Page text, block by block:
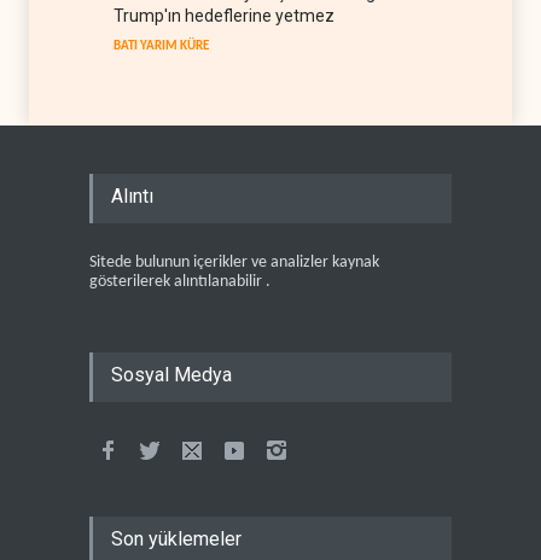
Trump'ın hedeflerine yetmez
BATI YARIM KÜRE
Alıntı
Sitede bulunun içerikler ve analizler kaynak
gösterilerek alıntılanabilir .
Sosyal Medya
Son yüklemeler